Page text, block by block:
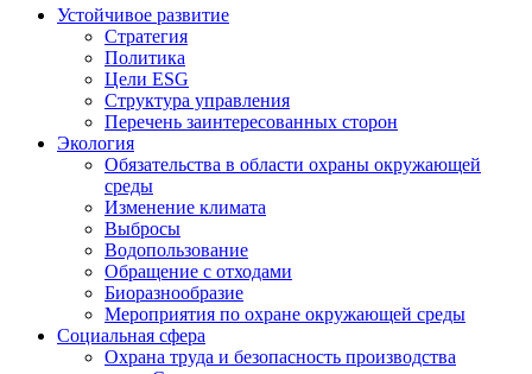
Устойчивое развитие
Стратегия
Политика
Цели ESG
Структура управления
Перечень заинтересованных сторон
Экология
Обязательства в области охраны окружающей
среды
Изменение климата
Выбросы
Водопользование
Обращение с отходами
Биоразнообразие
Мероприятия по охране окружающей среды
Социальная сфера
Охрана труда и безопасность производства